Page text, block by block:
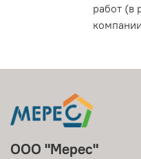
работ (в
ООО "Мерес"